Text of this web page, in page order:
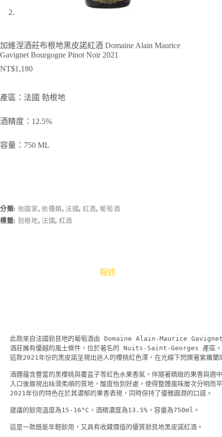
加維涅酒莊布根地黑皮諾紅酒 Domaine Alain Maurice
Gavignet Bourgogne Pinot Noir 2021
NT$1,180
產區：法國 勃根地
酒精度：12.5%
容量：750 ML
分類: 依國家, 依種類,法國, 紅酒,葡萄酒
標籤: 勃根地, 法國, 紅酒
描述
此款來自法國勃艮地的葡萄酒由 Domaine Alain-Maurice
酒莊擁有優越的風土條件，位於著名的 Nuits-Saint-Georges 產區。
這款2021年份的黑皮諾呈現出迷人的櫻桃紅色澤，在光線下閃爍著紫羅蘭
酒體蘊含豐富的黑櫻桃與覆盆子等紅色水果香氣，伴隨著精緻的果香與適
入口後展現出絲滑柔順的質地，酸度恰到好處，使得整體風味層次分明而
2021年份的特色在於其濃郁的果香表現，同時保持了優雅圓潤的口感。
建議的飲用溫度為15-16°C，酒精濃度為13.5%，容量為750ml。